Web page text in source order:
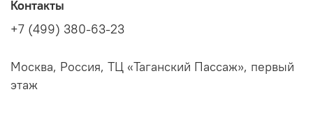
Контакты
+7 (499) 380-63-23
Москва, Россия, ТЦ «Таганский Пассаж», первый
этаж